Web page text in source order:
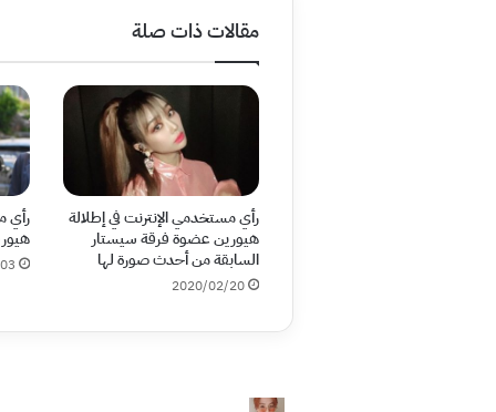
مقالات ذات صلة
رأي مستخدمي الإنترنت في إطلالة
هيورين عضوة فرقة سيستار
السابقة من أحدث صورة لها
2020/02/20
رأي